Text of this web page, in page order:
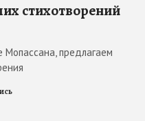
стихотворений
Мопассана, предлагаем